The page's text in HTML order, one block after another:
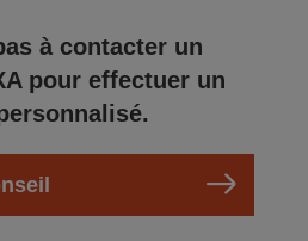
à contacter un
pour effectuer un